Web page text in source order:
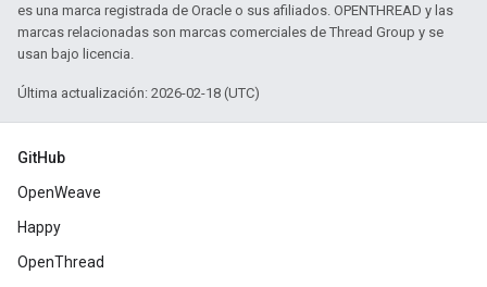
es una marca registrada de Oracle o sus afiliados. OPENTHREAD y las
marcas relacionadas son marcas comerciales de Thread Group y se
usan bajo licencia.
Última actualización: 2026-02-18 (UTC)
GitHub
OpenWeave
Happy
OpenThread